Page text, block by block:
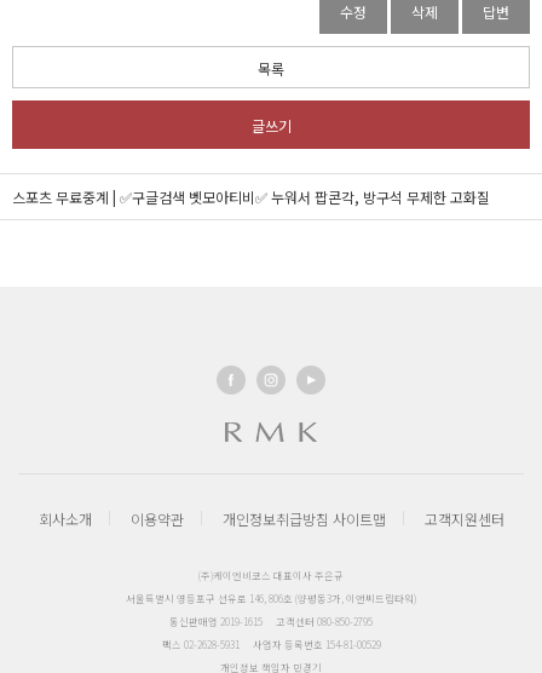
수정 삭제 답변
목록
글쓰기
스포츠 무료중계 | ✅구글검색 벳모아티비✅ 누워서 팝콘각, 방구석 무제한 고화질
회사소개 이용약관 개인정보취급방침 사이트맵 고객지원센터
(주)케이엔비코스 대표이사 주은규
서울특별시 영등포구 선유로 146, 806호 (양평동3가, 이앤씨드림타워)
통신판매업 2019-1615
고객센터 080-850-2795
팩스 02-2628-5931
사업자 등록번호 154-81-00529
개인정보 책임자 민경기